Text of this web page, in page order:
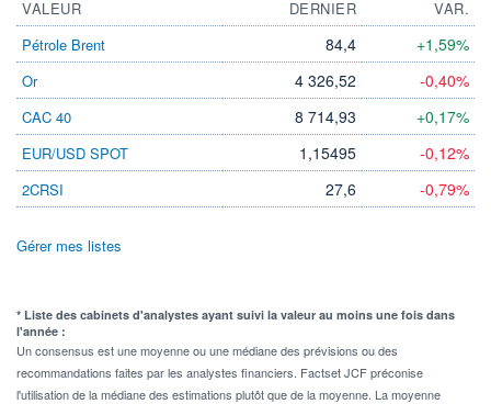
VALEUR DERNIER
VAR.
Pétrole Brent
84,4 +1,59%
Or 4 326,52 -0,40%
CAC 40 8 714,93 +0,17%
EUR/USD SPOT 1,15495 -0,12%
2CRSI 27,6 -0,79%
Gérer mes listes
* Liste des cabinets d'analystes ayant suivi la valeur au moins une fois dans
l'année :
Un consensus est une moyenne ou une médiane des prévisions ou des
recommandations faites par les analystes financiers. Factset JCF préconise
l'utilisation de la médiane des estimations plutôt que de la moyenne. La moyenne